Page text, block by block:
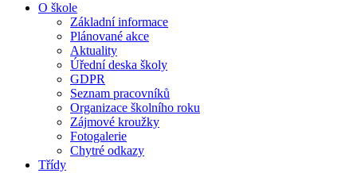
O škole
Základní informace
Plánované akce
Aktuality
Úřední deska školy
GDPR
Seznam pracovníků
Organizace školního roku
Zájmové kroužky
Fotogalerie
Chytré odkazy
Třídy